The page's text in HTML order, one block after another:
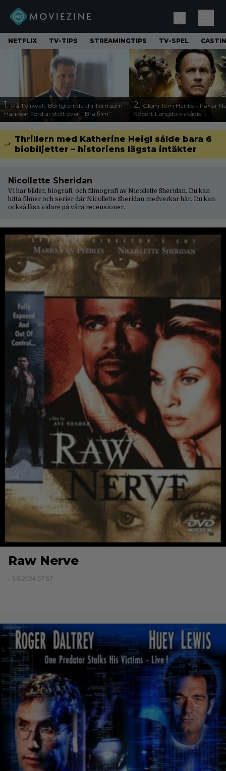
NETFLIX TV-TIPS STREAMINGTIPS TV-SPEL
1. På TV ikväll: Bortglömda thrillern som
Harrison Ford är stolt över: ”Bra film”
2. Glöm Tom Hanks – här är
Robert Langdon-skådis
Thrillern med Katherine Heigl sålde bara 6
biobiljetter – historiens lägsta intäkter
Nicollette Sheridan
Vi har bilder, biografi, och filmografi av Nicollette Sheridan. Du kan
hitta filmer och serier där Nicollette Sheridan medverkar här. Du kan
också läsa vidare på våra recensioner.
Raw Nerve
- 3.5.2024 07:57